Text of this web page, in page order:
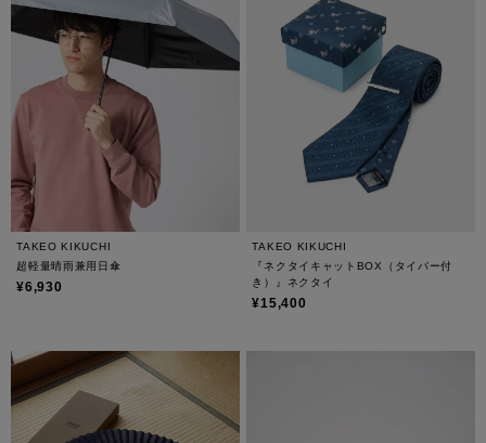
TAKEO KIKUCHI
超軽量晴雨兼用日傘
¥6,930
TAKEO KIKUCHI
『ネクタイキャットBOX（タイバー付
き）』ネクタイ
¥15,400